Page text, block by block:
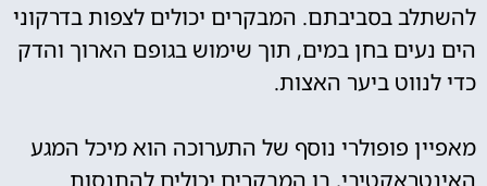
להשתלב בסביבתם. המבקרים יכולים לצפות בדרקוני
הים נעים בחן במים, תוך שימוש בגופם הארוך והדק
כדי לנווט ביער האצות.
מאפיין פופולרי נוסף של התערוכה הוא מיכל המגע
האינטראקטיבי, בו המבקרים יכולים להתנסות